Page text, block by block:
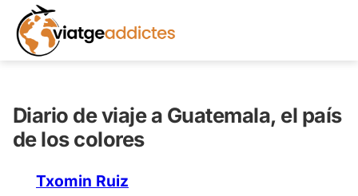
Diario de viaje a Guatemala, el país
de los colores
Txomin Ruiz